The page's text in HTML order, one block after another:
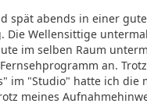
spät abends in einer
Die Wellensittige
im selben Raum
an.
im "Studio" hatte ich die
meines